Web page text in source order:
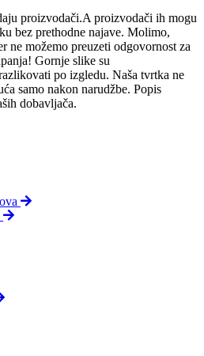
proizvodači.A proizvodači ih mogu
bez prethodne najave. Molimo,
ne možemo preuzeti odgovornost za
Gornje slike su
po izgledu. Naša tvrtka ne
samo nakon narudžbe. Popis
dobavljača.